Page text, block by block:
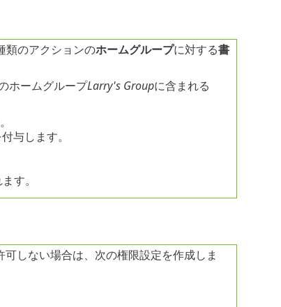
類のアクションのホームグループに対する書
ホームグループLarry's Groupに含まれる
与します。
す。
しない場合は、次の権限設定を作成しま